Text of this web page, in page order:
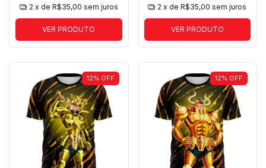
2 x de R$35,00 sem juros
VER PRODUTO
2 x deR$35,00 sem juros
VER PRODUTO
12% OFF 12% OFF